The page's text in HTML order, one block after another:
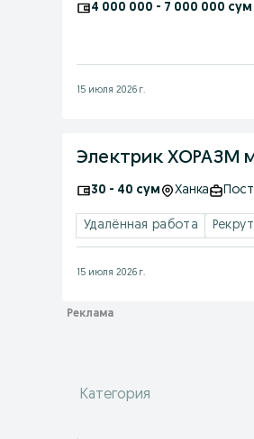
4 000 000 - 7 000 000 сум
15 июля 2026 г.
Электрик ХОРАЗМ
30 - 40 сум Ханка
Удалённая работа
15 июля 2026 г.
Категория